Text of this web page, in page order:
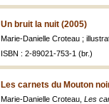
Un bruit la nuit (2005)
Marie-Danielle Croteau ;
ISBN : 2-89021-753-1 (br.)
Les carnets du Mouton
Marie-Danielle Croteau, Les